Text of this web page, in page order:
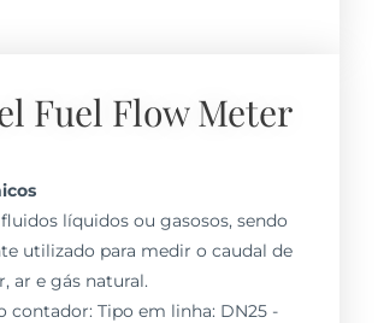
Fuel Flow Meter
líquidos ou gasosos, sendo
utilizado para medir o caudal de
ar e gás natural.
contador: Tipo em linha: DN25 -